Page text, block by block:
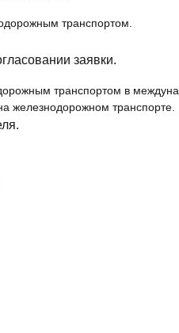
транспортом.
заявки.
транспортом в
железнодорожном транспорте.